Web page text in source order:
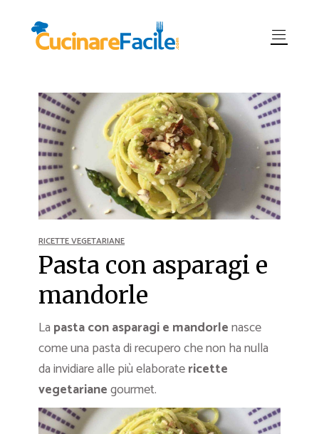
RICETTE VEGETARIANE
Pasta con asparagi e
mandorle
La pasta con asparagi e mandorlenasce
come una pasta di recupero che non ha nulla
da invidiare alle più elaboratericette
vegetarianegourmet.